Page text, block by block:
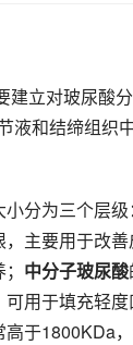
建立对玻尿酸
液和结缔组
分为三个层级：
主要用于改
中分子玻尿酸
用于填充轻
高于1800KDa